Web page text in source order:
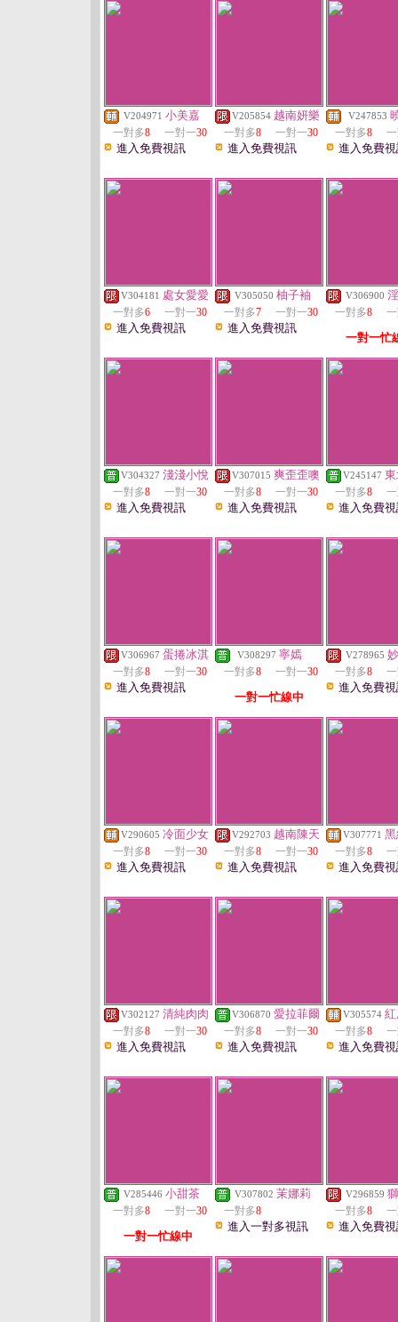
V204971 小美嘉
一對多8 一對一30
進入免費視訊
V205854 越南妍樂
一對多8 一對一30
進入免費視訊
V247853
一對多8
進入免費
V304181 處女愛愛
一對多6 一對一30
進入免費視訊
V305050 柚子袖
一對多7 一對一30
進入免費視訊
V306900
一對多8
一對一忙
V304327 淺淺小悅
一對多8 一對一30
進入免費視訊
V307015 爽歪歪噢
一對多8 一對一30
進入免費視訊
V245147
一對多8
進入免費
V306967 蛋捲冰淇
一對多8 一對一30
進入免費視訊
V308297 寧嫣
一對多8 一對一30
一對一忙線中
V278965
一對多8
進入免費
V290605 冷面少女
一對多8 一對一30
進入免費視訊
V292703 越南陳天
一對多8 一對一30
進入免費視訊
V307771
一對多8
進入免費
V302127 清純肉肉
一對多8 一對一30
進入免費視訊
V306870 愛拉菲爾
一對多8 一對一30
進入免費視訊
V305574
一對多8
進入免費
V285446 小甜茶
一對多8 一對一30
一對一忙線中
V307802 茉娜莉
一對多8
進入一對多視訊
V296859
一對多8
進入免費